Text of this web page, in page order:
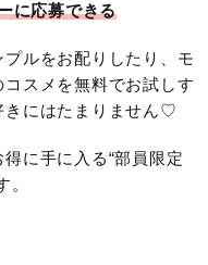
に応募できる
ルをお配りしたり、モ
スメを無料でお試しす
きにはたまりません♡
に手に入る“部員限定
。